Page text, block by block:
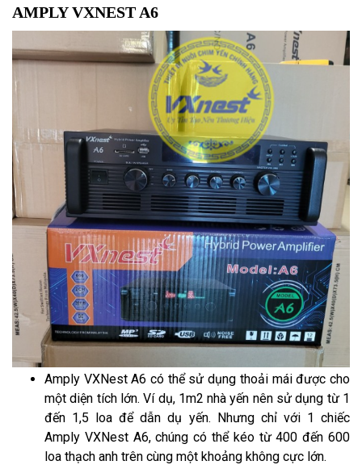
AMPLY VXNEST A6
Amply VXNest A6 có thể sử dụng thoải mái được cho
một diện tích lớn. Ví dụ, 1m2 nhà yến nên sử dụng từ 1
đến 1,5 loa để dẫn dụ yến. Nhưng chỉ với 1 chiếc
Amply VXNest A6, chúng có thể kéo từ 400 đến 600
loa thạch anh trên cùng một khoảng không cực lớn.